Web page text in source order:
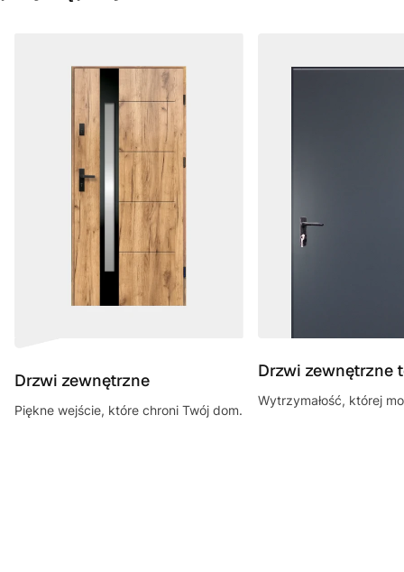
Drzwi zewnętrzne
Piękne wejście, które chroni Twój dom.
Drzwi zewnętrzne
Wytrzymałość, której